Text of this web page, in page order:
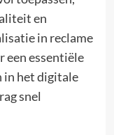
en
in reclame
een essentiële
in het digitale
snel